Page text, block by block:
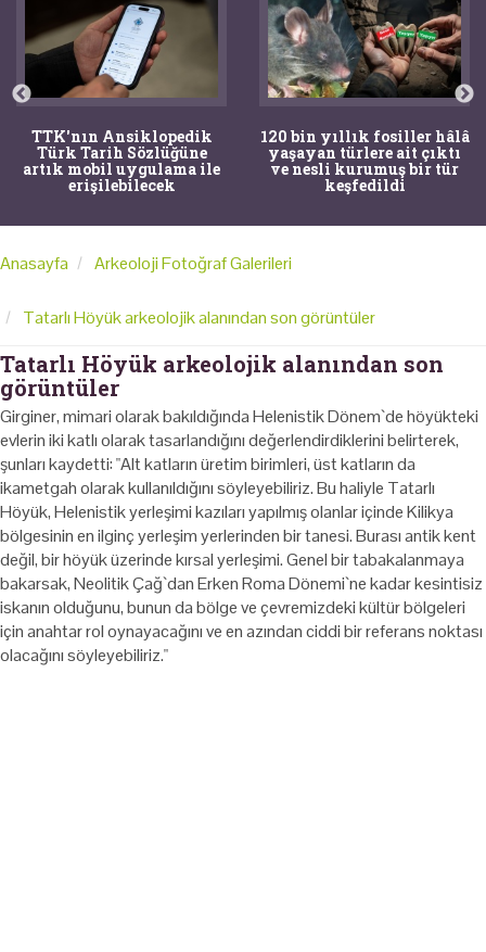
TTK'nın Ansiklopedik
Türk Tarih Sözlüğüne
artık mobil uygulama ile
erişilebilecek
120 bin yıllık fosiller hâlâ
yaşayan türlere ait çıktı
ve nesli kurumuş bir tür
keşfedildi
Anasayfa Arkeoloji Fotoğraf Galerileri
Tatarlı Höyük arkeolojik alanından son görüntüler
Tatarlı Höyük arkeolojik alanından son
görüntüler
Girginer, mimari olarak bakıldığında Helenistik Dönem`de höyükteki
evlerin iki katlı olarak tasarlandığını değerlendirdiklerini belirterek,
şunları kaydetti: "Alt katların üretim birimleri, üst katların da
ikametgah olarak kullanıldığını söyleyebiliriz. Bu haliyle Tatarlı
Höyük, Helenistik yerleşimi kazıları yapılmış olanlar içinde Kilikya
bölgesinin en ilginç yerleşim yerlerinden bir tanesi. Burası antik kent
değil, bir höyük üzerinde kırsal yerleşimi. Genel bir tabakalanmaya
bakarsak, Neolitik Çağ`dan Erken Roma Dönemi`ne kadar kesintisiz
iskanın olduğunu, bunun da bölge ve çevremizdeki kültür bölgeleri
için anahtar rol oynayacağını ve en azından ciddi bir referans noktası
olacağını söyleyebiliriz."